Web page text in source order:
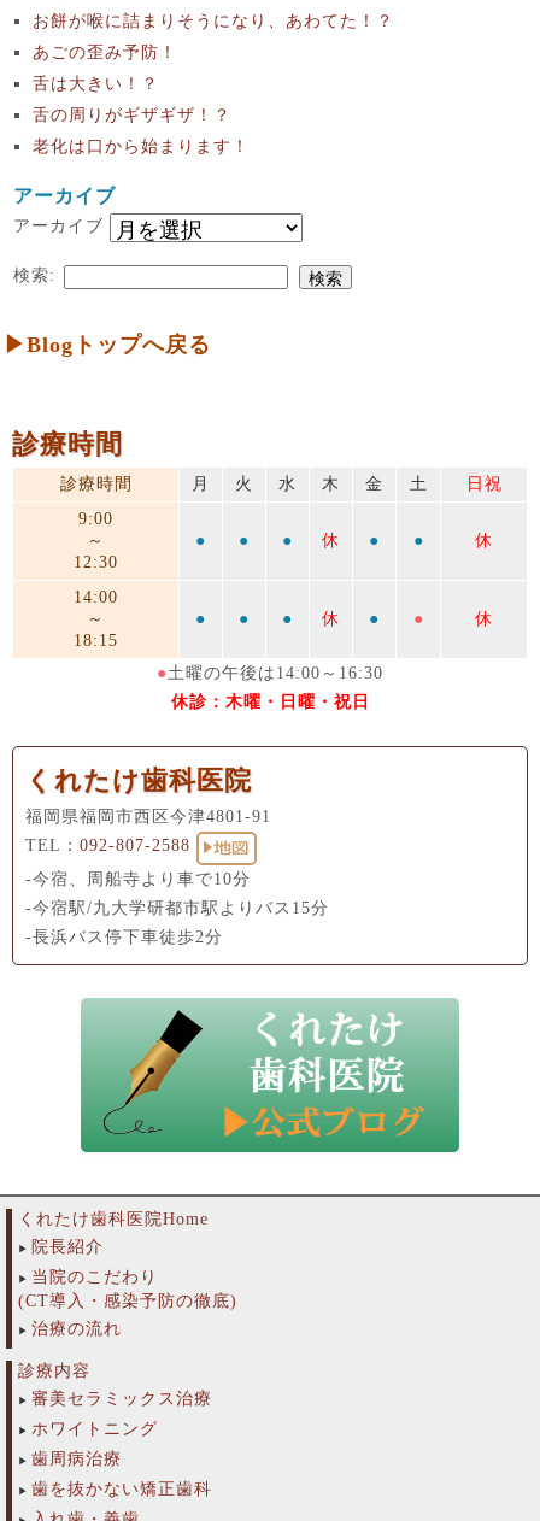
お餅が喉に詰まりそうになり、あわてた！？
あごの歪み予防！
舌は大きい！？
舌の周りがギザギザ！？
老化は口から始まります！
アーカイブ
アーカイブ
検索:
▶Blogトップへ戻る
診療時間
診療時間 月 火 水 木 金 土
日祝
9:00
～
12:30
● ● ● 休 ● ● 休
14:00
～
18:15
● ● ● 休 ● ● 休
●土曜の午後は14:00～16:30
休診：木曜・日曜・祝日
くれたけ歯科医院
福岡県福岡市西区今津4801-91
TEL： 092-807-2588
-今宿、周船寺より車で10分
-今宿駅/九大学研都市駅よりバス15分
-長浜バス停下車徒歩2分
くれたけ歯科医院Home
院長紹介
当院のこだわり
(CT導入・感染予防の徹底)
治療の流れ
診療内容
審美セラミックス治療
ホワイトニング
歯周病治療
歯を抜かない矯正歯科